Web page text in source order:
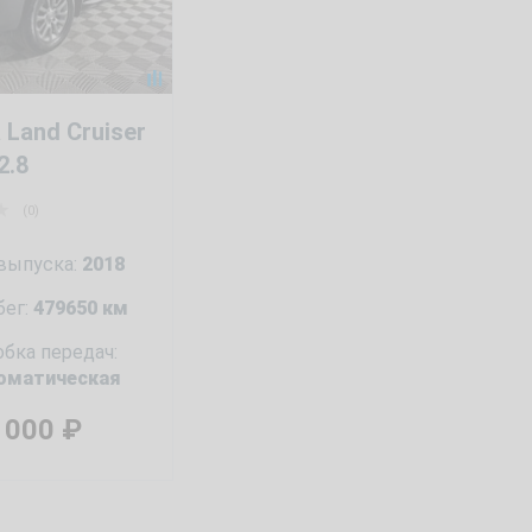
Cruiser
2018
479650 км
передач:
₽